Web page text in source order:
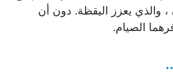
، والذي يعزز اليقظة. دون أن
الصيام.
..